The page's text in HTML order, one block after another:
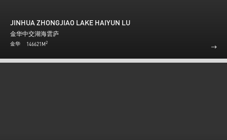
JINHUA ZHONGJIAO LAKE HAIYUN LU
金华中交湖海雲庐
金华 146621M2